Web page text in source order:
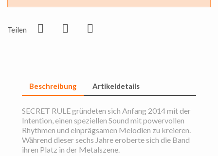
Teilen
Beschreibung Artikeldetails
SECRET RULE gründeten sich Anfang 2014 mit der
Intention, einen speziellen Sound mit powervollen
Rhythmen und einprägsamen Melodien zu kreieren.
Während dieser sechs Jahre eroberte sich die Band
ihren Platz in der Metalszene.